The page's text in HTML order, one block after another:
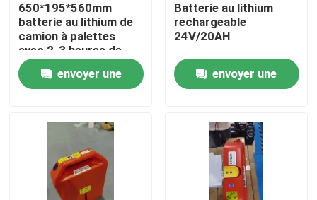
Produits
Au sujet de nous
Visite d'usine
Contrôle de qualité
650*195*560mm
batterie au lithium de
camion à palettes
avec 2-3 heures de
temps de décharge
pour les opérations
envoyer une
Batterie au lithium
rechargeable
24V/20AH
envoyer une